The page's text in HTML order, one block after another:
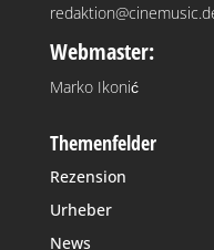
Webmaster:
Marko Ikonić
Themenfelder
Rezension
Urheber
News